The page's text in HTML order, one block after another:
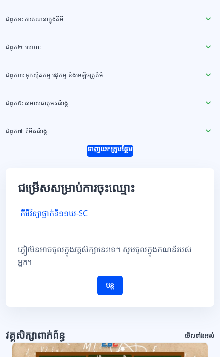
ជំពូក១: ការគណនាក្នុងគីមី
ជំពូក២: លោហៈ
ជំពូក៣: អុកស៊ីតកម្ម រេដុកម្ម និងអេឡិចត្រូគីមី
ជំពូក៥: សមាសធាតុអសរីរាង្គ
ជំពូក៧: គីមីសរីរាង្គ
ទាញយកគ្រូបន្ថែម
ជម្រើសសម្រាប់ការចុះឈ្មោះ
គីមីវិទ្យាថ្នាក់ទី១១ឃ-SC
ភ្ញៀវមិនអាចចូលក្នុងវគ្គសិក្សានេះទេ។ សូមចូលក្នុងគណនីរបស់
អ្នក។
បន្ត
វគ្គសិក្សាពាក់ព័ន្ធ មើលទាំងអស់